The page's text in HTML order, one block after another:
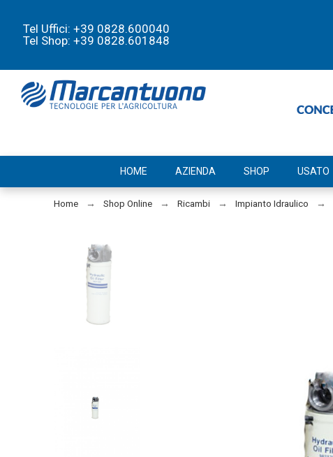
Tel Uffici: +39 0828.600040
Tel Shop: +39 0828.601848
HOME AZIENDA SHOP USATO
Home Shop Online Ricambi Impianto Idraulico